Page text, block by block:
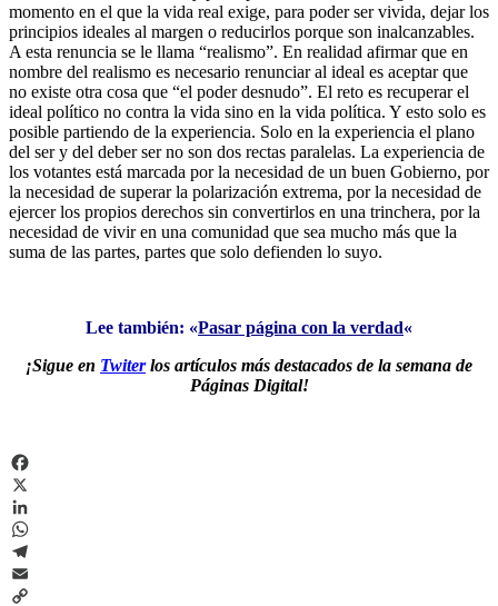
momento en el que la vida real exige, para poder ser vivida, dejar los
principios ideales al margen o reducirlos porque son inalcanzables.
A esta renuncia se le llama “realismo”. En realidad afirmar que en
nombre del realismo es necesario renunciar al ideal es aceptar que
no existe otra cosa que “el poder desnudo”. El reto es recuperar el
ideal político no contra la vida sino en la vida política. Y esto solo es
posible partiendo de la experiencia. Solo en la experiencia el plano
del ser y del deber ser no son dos rectas paralelas. La experiencia de
los votantes está marcada por la necesidad de un buen Gobierno, por
la necesidad de superar la polarización extrema, por la necesidad de
ejercer los propios derechos sin convertirlos en una trinchera, por la
necesidad de vivir en una comunidad que sea mucho más que la
suma de las partes, partes que solo defienden lo suyo.
Lee también: «Pasar página con la verdad«
¡Sigue en Twiterlos artículos más destacados de la semana de
Páginas Digital!
Facebook
X
LinkedIn
WhatsApp
Telegram
Email